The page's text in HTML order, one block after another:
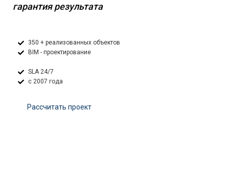
гарантия результата
350 + реализованных объектов
BIM - проектирование
SLA 24/7
с 2007 года
Расcчитать проект